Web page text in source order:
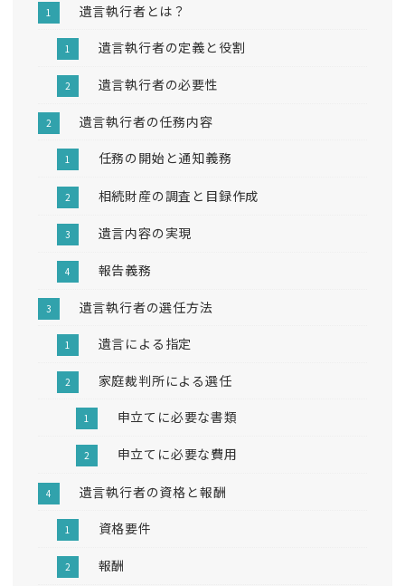
遺言執行者とは？
遺言執行者の定義と役割
遺言執行者の必要性
遺言執行者の任務内容
任務の開始と通知義務
相続財産の調査と目録作成
遺言内容の実現
報告義務
遺言執行者の選任方法
遺言による指定
家庭裁判所による選任
申立てに必要な書類
申立てに必要な費用
遺言執行者の資格と報酬
資格要件
報酬